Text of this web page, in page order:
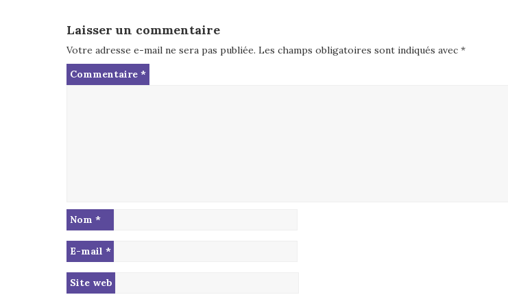
Laisser un commentaire
Votre adresse e-mail ne sera pas publiée. Les champs obligatoires sont indiqués avec *
Commentaire *
Nom *
E-mail *
Site web